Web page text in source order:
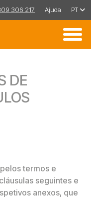
306 217 Ajuda PT
DE
termos e
seguintes e
anexos, que